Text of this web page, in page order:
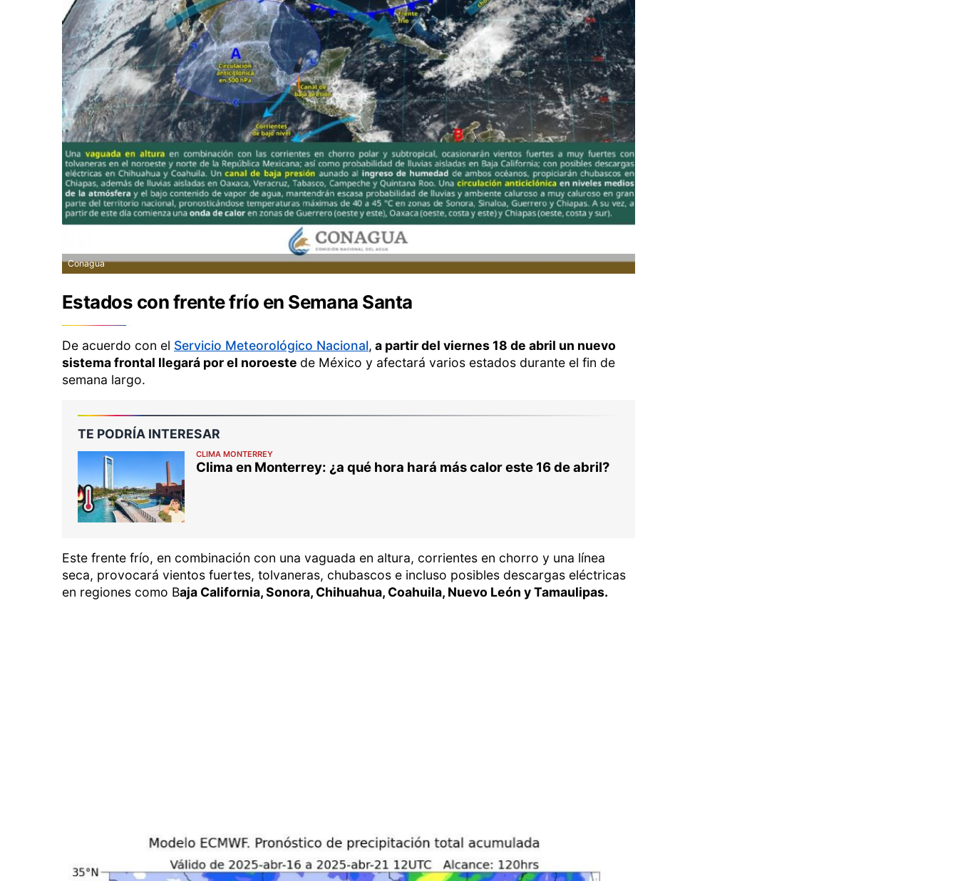
Conagua
Estados con frente frío en Semana Santa
De acuerdo con el Servicio Meteorológico Nacional, a partir del viernes 18 de abril un nuevo
sistema frontal llegará por el noroeste de México y afectará varios estados durante el fin de
semana largo.
TE PODRÍA INTERESAR
CLIMA MONTERREY
Clima en Monterrey: ¿a qué hora hará más calor este 16 de abril?
Este frente frío, en combinación con una vaguada en altura, corrientes en chorro y una línea
seca, provocará vientos fuertes, tolvaneras, chubascos e incluso posibles descargas eléctricas
en regiones como Baja California, Sonora, Chihuahua, Coahuila, Nuevo León y Tamaulipas.